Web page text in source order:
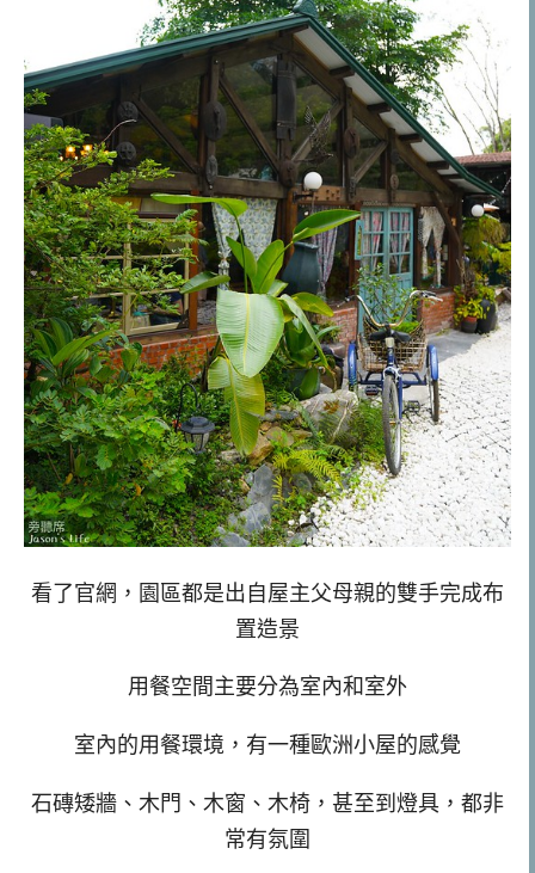
看了官網，園區都是出自屋主父母親的雙手完成布
置造景
用餐空間主要分為室內和室外
室內的用餐環境，有一種歐洲小屋的感覺
石磚矮牆、木門、木窗、木椅，甚至到燈具，都非
常有氛圍